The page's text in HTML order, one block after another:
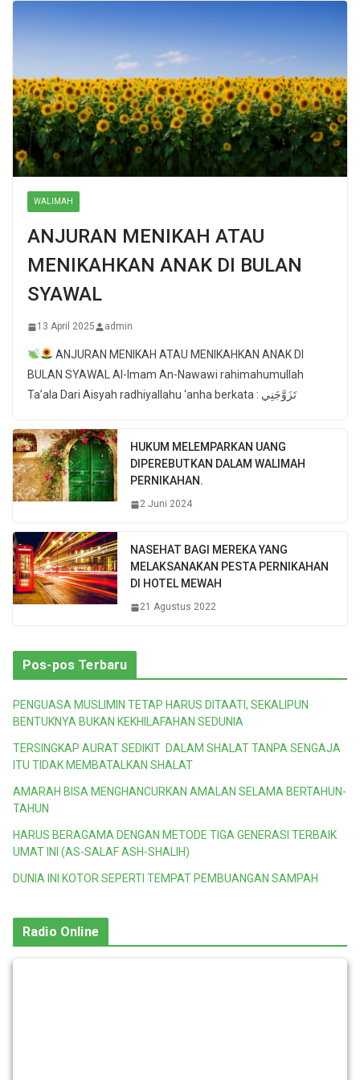
WALIMAH
ANJURAN MENIKAH ATAU
MENIKAHKAN ANAK DI BULAN
SYAWAL
13 April 2025 admin
ANJURAN MENIKAH ATAU MENIKAHKAN ANAK DI
BULAN SYAWAL Al-Imam An-Nawawi rahimahumullah
Ta’ala Dari Aisyah radhiyallahu ‘anha berkata : تَزَوَّجَنِي
HUKUM MELEMPARKAN UANG
DIPEREBUTKAN DALAM WALIMAH
PERNIKAHAN.
2 Juni 2024
NASEHAT BAGI MEREKA YANG
MELAKSANAKAN PESTA PERNIKAHAN
DI HOTEL MEWAH
21 Agustus 2022
Pos-pos Terbaru
PENGUASA MUSLIMIN TETAP HARUS DITAATI, SEKALIPUN
BENTUKNYA BUKAN KEKHILAFAHAN SEDUNIA
TERSINGKAP AURAT SEDIKIT DALAM SHALAT TANPA SENGAJA
ITU TIDAK MEMBATALKAN SHALAT
AMARAH BISA MENGHANCURKAN AMALAN SELAMA BERTAHUN-
TAHUN
HARUS BERAGAMA DENGAN METODE TIGA GENERASI TERBAIK
UMAT INI (AS-SALAF ASH-SHALIH)
DUNIA INI KOTOR SEPERTI TEMPAT PEMBUANGAN SAMPAH
Radio Online